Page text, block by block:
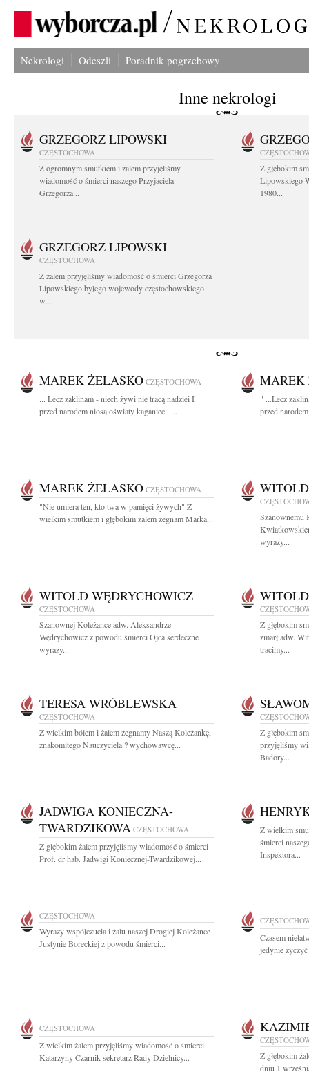
Nekrologi Odeszli Poradnik pogrzebowy
Inne nekrologi
GRZEGORZ LIPOWSKI
CZĘSTOCHOWA
Z ogromnym smutkiem i żalem przyjęliśmy
wiadomość o śmierci naszego Przyjaciela
Grzegorza...
Z głębokim
Lipowskiego
1980...
GRZEGORZ LIPOWSKI
CZĘSTOCHOWA
Z żalem przyjęliśmy wiadomość o śmierci Grzegorza
Lipowskiego byłego wojewody częstochowskiego
w...
MAREK ŻELASKO CZĘSTOCHOWA
... Lecz zaklinam - niech żywi nie tracą nadziei I
przed narodem niosą oświaty kaganiec......
MAREK
" ...Lecz
przed
MAREK ŻELASKO CZĘSTOCHOWA
"Nie umiera ten, kto twa w pamięci żywych" Z
wielkim smutkiem i głębokim żalem żegnam Marka...
Szanownemu
wyrazy...
WITOLD WĘDRYCHOWICZ
CZĘSTOCHOWA
Szanownej Koleżance adw. Aleksandrze
Wędrychowicz z powodu śmierci Ojca serdeczne
wyrazy...
Z głębokim
zmarł adw.
tracimy...
TERESA WRÓBLEWSKA
CZĘSTOCHOWA
Z wielkim bólem i żalem żegnamy Naszą Koleżankę,
znakomitego Nauczyciela ? wychowawcę...
Z głębokim
przyjęliśmy
Badory...
JADWIGA KONIECZNA-
TWARDZIKOWA CZĘSTOCHOWA
Z głębokim żalem przyjęliśmy wiadomość o śmierci
Prof. dr hab. Jadwigi Koniecznej-Twardzikowej...
Z wielkim
śmierci
Inspektora...
CZĘSTOCHOWA
Wyrazy współczucia i żalu naszej Drogiej Koleżance
Justynie Boreckiej z powodu śmierci...
Czasem
jedynie
CZĘSTOCHOWA
Z wielkim żalem przyjęliśmy wiadomość o śmierci
Katarzyny Czarnik sekretarz Rady Dzielnicy...
Z głębokim
dniu 1